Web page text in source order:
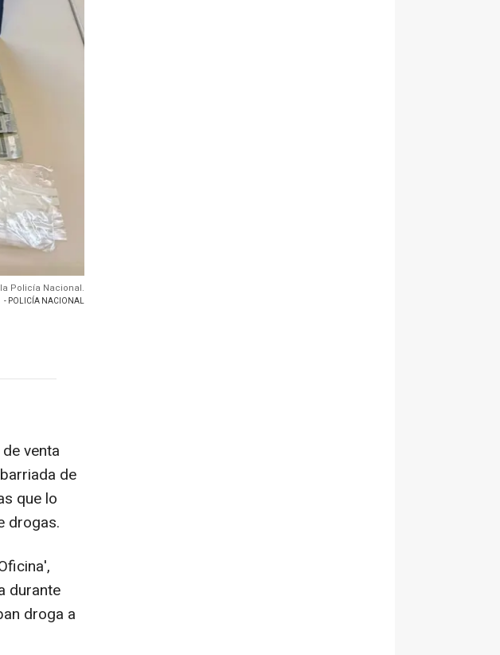
Policía Nacional.
- POLICÍA NACIONAL
venta
de
que lo
drogas.
durante
droga a